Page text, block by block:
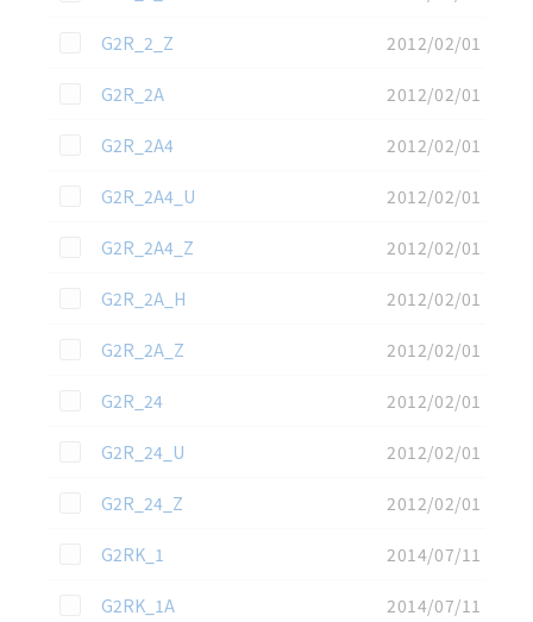
この資料を選択
G2R_2_Z
2012/02/01
この資料を選択
G2R_2A
2012/02/01
この資料を選択
G2R_2A4
2012/02/01
この資料を選択
G2R_2A4_U
2012/02/01
この資料を選択
G2R_2A4_Z
2012/02/01
この資料を選択
G2R_2A_H
2012/02/01
この資料を選択
G2R_2A_Z
2012/02/01
この資料を選択
G2R_24
2012/02/01
この資料を選択
G2R_24_U
2012/02/01
この資料を選択
G2R_24_Z
2012/02/01
この資料を選択
G2RK_1
2014/07/11
この資料を選択
G2RK_1A
2014/07/11